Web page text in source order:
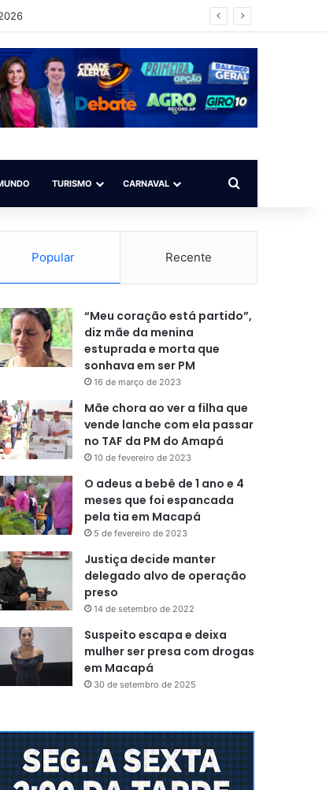
TURISMO CARNAVAL Procurar por
Popular Recente
“Meu coração está partido”,
diz mãe da menina
estuprada e morta que
sonhava em ser PM
16 de março de 2023
Mãe chora ao ver a filha que
vende lanche com ela passar
no TAF da PM do Amapá
10 de fevereiro de 2023
O adeus a bebê de 1 ano e 4
meses que foi espancada
pela tia em Macapá
5 de fevereiro de 2023
Justiça decide manter
delegado alvo de operação
preso
14 de setembro de 2022
Suspeito escapa e deixa
mulher ser presa com drogas
em Macapá
30 de setembro de 2025